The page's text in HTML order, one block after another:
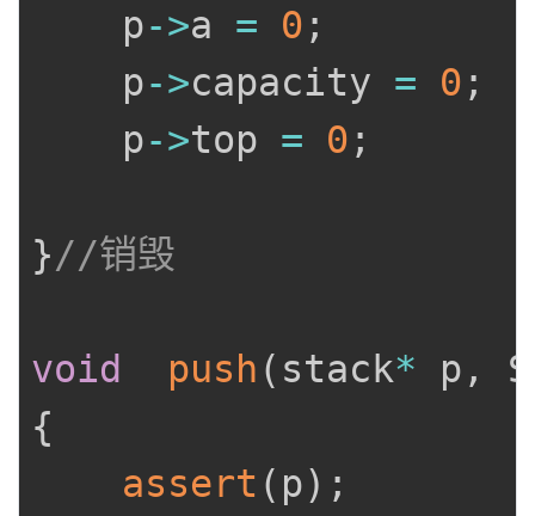
	p
->a = 0 ;
	p
->capacity = 0 ;
	p
->top = 0 ;
}//销毁
void push ( stack* p ,
{
assert ( p) ;